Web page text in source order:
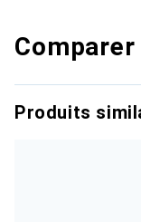
Produits